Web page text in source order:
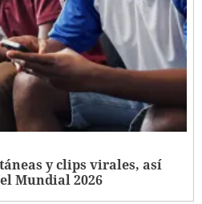
y clips virales, así
Mundial 2026